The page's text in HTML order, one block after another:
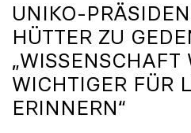
UNIKO-
HÜTTER ZU
WICHTIGER FÜR
ERINNERN“